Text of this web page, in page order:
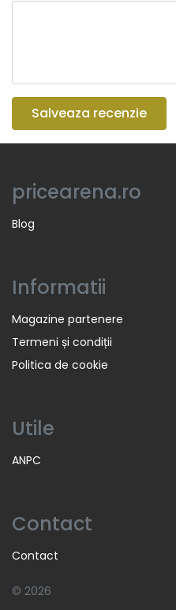
Salveaza recenzie
pricearena.ro
Blog
Informatii
Magazine partenere
Termeni și condiții
Politica de cookie
Utile
ANPC
Contact
Contact
© 2026